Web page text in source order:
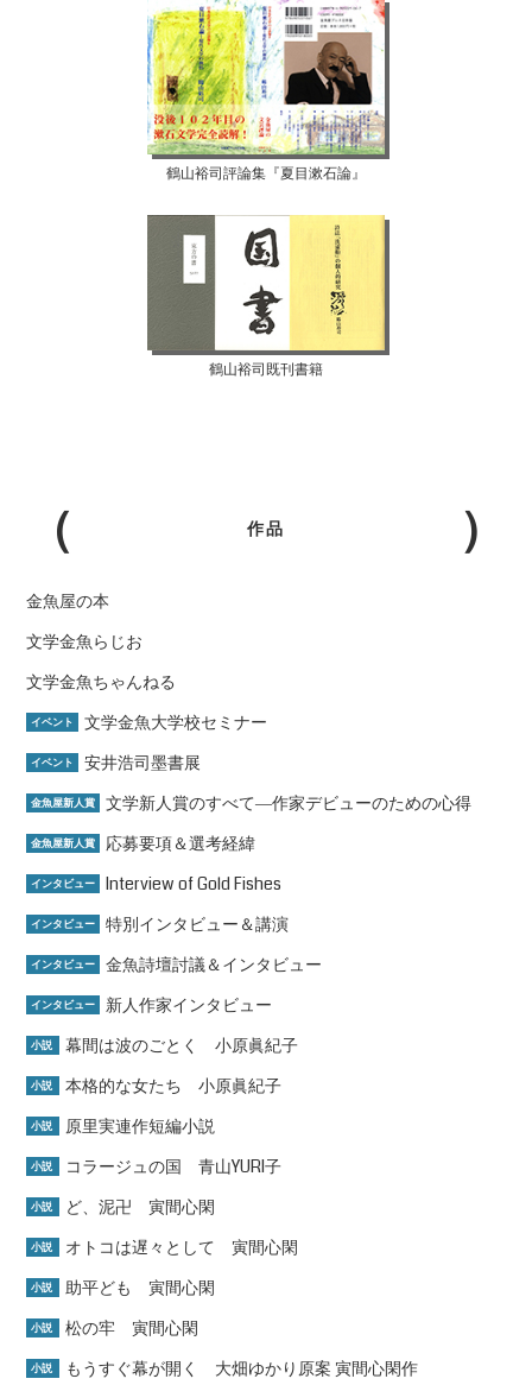
鶴山裕司評論集『夏目漱石論』
鶴山裕司既刊書籍
作品
金魚屋の本
文学金魚らじお
文学金魚ちゃんねる
イベント 文学金魚大学校セミナー
イベント 安井浩司墨書展
金魚屋新人賞 文学新人賞のすべて―作家デビューのための心得
金魚屋新人賞 応募要項＆選考経緯
インタビュー Interview of Gold Fishes
インタビュー 特別インタビュー＆講演
インタビュー 金魚詩壇討議＆インタビュー
インタビュー 新人作家インタビュー
小説 幕間は波のごとく 小原眞紀子
小説 本格的な女たち 小原眞紀子
小説 原里実連作短編小説
小説 コラージュの国 青山YURI子
小説 ど、泥卍 寅間心閑
小説 オトコは遅々として 寅間心閑
小説 助平ども 寅間心閑
小説 松の牢 寅間心閑
小説 もうすぐ幕が開く 大畑ゆかり原案 寅間心閑作